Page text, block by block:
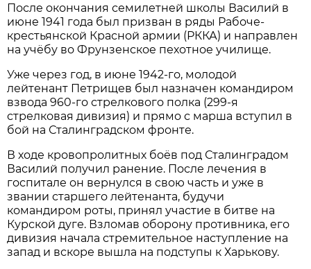
После окончания семилетней школы Василий в
июне 1941 года был призван в ряды Рабоче-
крестьянской Красной армии (РККА) и направлен
на учёбу во Фрунзенское пехотное училище.
Уже через год, в июне 1942-го, молодой
лейтенант Петрищев был назначен командиром
взвода 960-го стрелкового полка (299-я
стрелковая дивизия) и прямо с марша вступил в
бой на Сталинградском фронте.
В ходе кровопролитных боёв под Сталинградом
Василий получил ранение. После лечения в
госпитале он вернулся в свою часть и уже в
звании старшего лейтенанта, будучи
командиром роты, принял участие в битве на
Курской дуге. Взломав оборону противника, его
дивизия начала стремительное наступление на
запад и вскоре вышла на подступы к Харькову.